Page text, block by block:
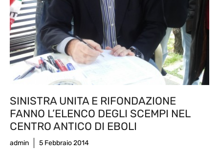
SINISTRA UNITA E RIFONDAZIONE
FANNO L’ELENCO DEGLI SCEMPI NEL
CENTRO ANTICO DI EBOLI
admin 5 Febbraio 2014